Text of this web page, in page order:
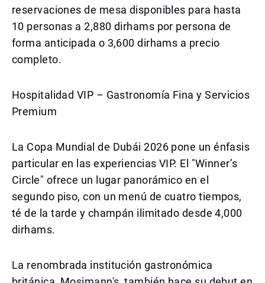
reservaciones de mesa disponibles para hasta
10 personas a 2,880 dirhams por persona de
forma anticipada o 3,600 dirhams a precio
completo.
Hospitalidad VIP – Gastronomía Fina y Servicios
Premium
La Copa Mundial de Dubái 2026 pone un énfasis
particular en las experiencias VIP. El "Winner’s
Circle" ofrece un lugar panorámico en el
segundo piso, con un menú de cuatro tiempos,
té de la tarde y champán ilimitado desde 4,000
dirhams.
La renombrada institución gastronómica